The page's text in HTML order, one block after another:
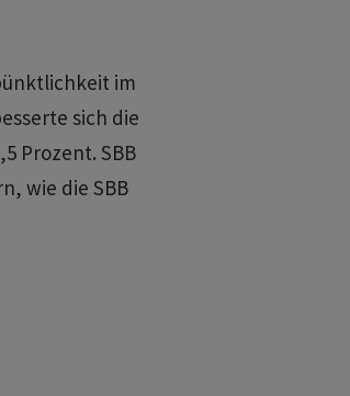
im
sich die
Prozent. SBB
wie die SBB